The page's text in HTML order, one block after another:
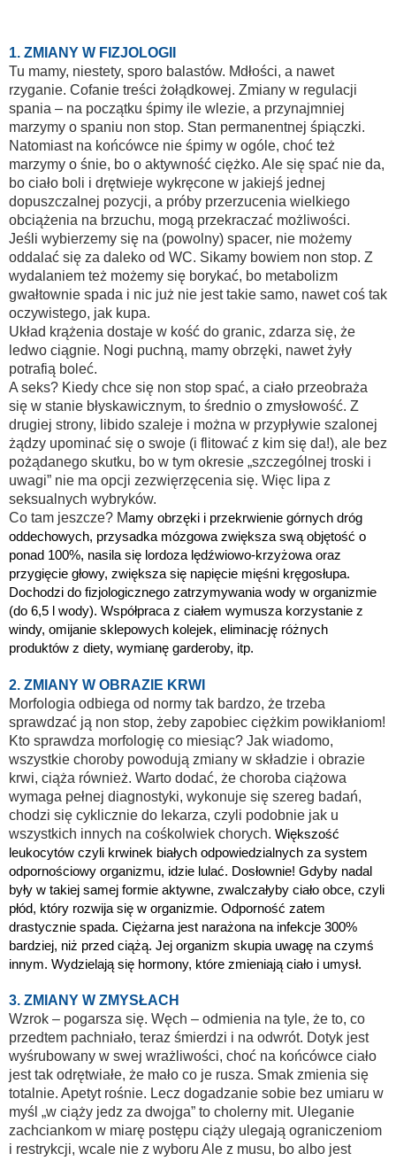
1. ZMIANY W FIZJOLOGII
Tu mamy, niestety, sporo balastów. Mdłości, a nawet
rzyganie. Cofanie treści żołądkowej. Zmiany w regulacji
spania – na początku śpimy ile wlezie, a przynajmniej
marzymy o spaniu non stop. Stan permanentnej śpiączki.
Natomiast na końcówce nie śpimy w ogóle, choć też
marzymy o śnie, bo o aktywność ciężko. Ale się spać nie da,
bo ciało boli i drętwieje wykręcone w jakiejś jednej
dopuszczalnej pozycji, a próby przerzucenia wielkiego
obciążenia na brzuchu, mogą przekraczać możliwości.
Jeśli wybierzemy się na (powolny) spacer, nie możemy
oddalać się za daleko od WC. Sikamy bowiem non stop. Z
wydalaniem też możemy się borykać, bo metabolizm
gwałtownie spada i nic już nie jest takie samo, nawet coś tak
oczywistego, jak kupa.
Układ krążenia dostaje w kość do granic, zdarza się, że
ledwo ciągnie. Nogi puchną, mamy obrzęki, nawet żyły
potrafią boleć.
A seks? Kiedy chce się non stop spać, a ciało przeobraża
się w stanie błyskawicznym, to średnio o zmysłowość. Z
drugiej strony, libido szaleje i można w przypływie szalonej
żądzy upominać się o swoje (i flitować z kim się da!), ale bez
pożądanego skutku, bo w tym okresie „szczególnej troski i
uwagi” nie ma opcji zezwięrzęcenia się. Więc lipa z
seksualnych wybryków.
Co tam jeszcze? Mamy obrzęki i przekrwienie górnych dróg
oddechowych, przysadka mózgowa zwiększa swą objętość o
ponad 100%, nasila się lordoza lędźwiowo-krzyżowa oraz
przygięcie głowy, zwiększa się napięcie mięśni kręgosłupa.
Dochodzi do fizjologicznego zatrzymywania wody w organizmie
(do 6,5 l wody). Współpraca z ciałem wymusza korzystanie z
windy, omijanie sklepowych kolejek, eliminację różnych
produktów z diety, wymianę garderoby, itp.
2. ZMIANY W OBRAZIE KRWI
Morfologia odbiega od normy tak bardzo, że trzeba
sprawdzać ją non stop, żeby zapobiec ciężkim powikłaniom!
Kto sprawdza morfologię co miesiąc? Jak wiadomo,
wszystkie choroby powodują zmiany w składzie i obrazie
krwi, ciąża również. Warto dodać, że choroba ciążowa
wymaga pełnej diagnostyki, wykonuje się szereg badań,
chodzi się cyklicznie do lekarza, czyli podobnie jak u
wszystkich innych na cośkolwiek chorych. Większość
leukocytów czyli krwinek białych odpowiedzialnych za system
odpornościowy organizmu, idzie lulać. Dosłownie! Gdyby nadal
były w takiej samej formie aktywne, zwalczałyby ciało obce, czyli
płód, który rozwija się w organizmie. Odporność zatem
drastycznie spada. Ciężarna jest narażona na infekcje 300%
bardziej, niż przed ciążą. Jej organizm skupia uwagę na czymś
innym. Wydzielają się hormony, które zmieniają ciało i umysł.
3. ZMIANY W ZMYSŁACH
Wzrok – pogarsza się. Węch – odmienia na tyle, że to, co
przedtem pachniało, teraz śmierdzi i na odwrót. Dotyk jest
wyśrubowany w swej wrażliwości, choć na końcówce ciało
jest tak odrętwiałe, że mało co je rusza. Smak zmienia się
totalnie. Apetyt rośnie. Lecz dogadzanie sobie bez umiaru w
myśl „w ciąży jedz za dwojga” to cholerny mit. Uleganie
zachciankom w miarę postępu ciąży ulegają ograniczeniom
i restrykcji, wcale nie z wyboru Ale z musu, bo albo jest